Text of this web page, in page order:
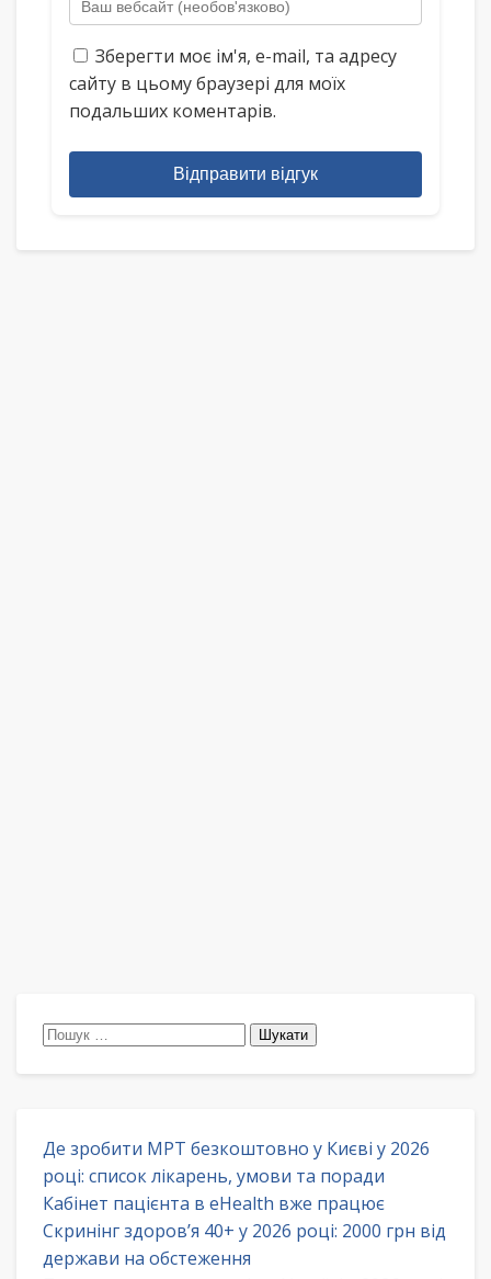
Зберегти моє ім'я, e-mail, та адресу
сайту в цьому браузері для моїх
подальших коментарів.
Відправити відгук
Пошук:
Де зробити МРТ безкоштовно у Києві у 2026
році: список лікарень, умови та поради
Кабінет пацієнта в eHealth вже працює
Скринінг здоров’я 40+ у 2026 році: 2000 грн від
держави на обстеження